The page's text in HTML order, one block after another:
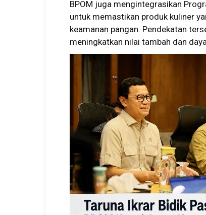
BPOM juga mengintegrasikan
untuk memastikan produk kuliner
keamanan pangan. Pendekatan
meningkatkan nilai tambah dan